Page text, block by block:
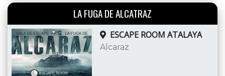
LA FUGA DE ALCATRAZ
ESCAPE ROOM ATALAYA
Alcaraz